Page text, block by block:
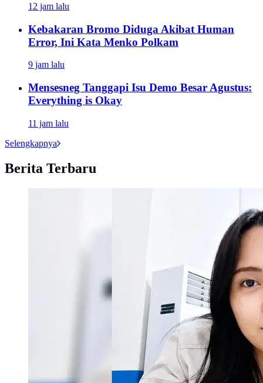
12 jam lalu
Kebakaran Bromo Diduga Akibat Human
Error, Ini Kata Menko Polkam
9 jam lalu
Mensesneg Tanggapi Isu Demo Besar Agustus:
Everything is Okay
11 jam lalu
Selengkapnya
Berita Terbaru